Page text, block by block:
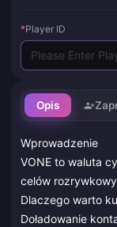
Opis
Wprowadzenie
VONE to waluta
celów
Dlaczego warto
Doładowanie
*Player ID